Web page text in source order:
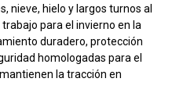
nieve, hielo y largos turnos al
para el invierno en la
duradero, protección
homologadas para el
la tracción en